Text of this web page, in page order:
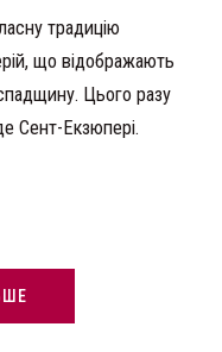
традицію
що відображають
Цього разу
Сент-Екзюпері.